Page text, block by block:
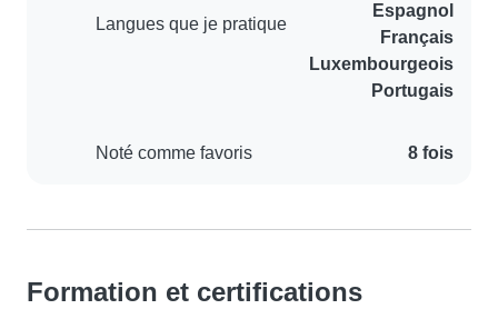
Langues que je pratique
Espagnol
Français
Luxembourgeois
Portugais
Noté comme favoris 8 fois
Formation et certifications